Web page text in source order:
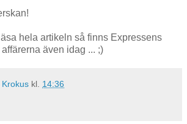
hela artikeln så finns Expressens
även idag ... ;)
kl. 14:36